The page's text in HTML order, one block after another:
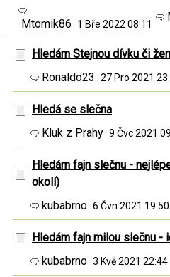
Mtomik86 1 Bře 2022 08:11
Hledám Stejnou dívku či
Ronaldo23 27 Pro 2021
Hledá se slečna
Kluk z Prahy 9 Čvc 2021
Hledám fajn slečnu -
okolí)
kubabrno 6 Čvn 2021 19:50
Hledám fajn milou slečnu -
kubabrno 3 Kvě 2021 22:44